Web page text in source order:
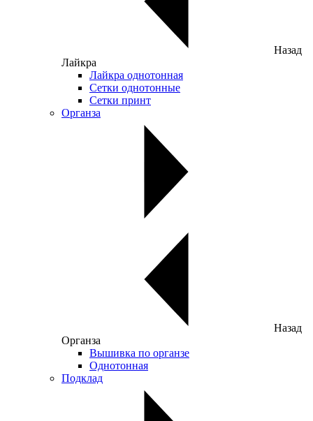
Назад
Лайкра
Лайкра однотонная
Сетки однотонные
Сетки принт
Органза
Назад
Органза
Вышивка по органзе
Однотонная
Подклад